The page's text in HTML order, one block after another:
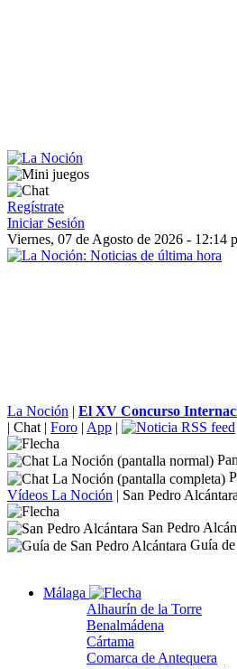
Regístrate
Iniciar Sesión
Viernes, 07 de Agosto de 2026 - 12:14
La Noción | El XV Concurso
| Chat | Foro | App |
Vídeos La Noción | San Pedro Alcántara
San Pedro
Guía
Málaga
Alhaurín de la Torre
Benalmádena
Cártama
Comarca de Antequera